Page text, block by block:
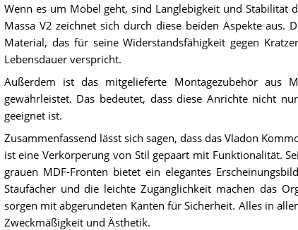
Wenn es um Möbel geht, sind Langlebigkeit und Stabilität
Massa V2 zeichnet sich durch diese beiden Aspekte
Material, das für seine Widerstandsfähigkeit gegen
Lebensdauer verspricht.
Außerdem ist das mitgelieferte Montagezubehör aus
gewährleistet. Das bedeutet, dass diese Anrichte nicht
geeignet ist.
Zusammenfassend lässt sich sagen, dass das Vladon
ist eine Verkörperung von Stil gepaart mit Funktionalität.
grauen MDF-Fronten bietet ein elegantes
Staufächer und die leichte Zugänglichkeit machen das
sorgen mit abgerundeten Kanten für Sicherheit. Alles in
Zweckmäßigkeit und Ästhetik.